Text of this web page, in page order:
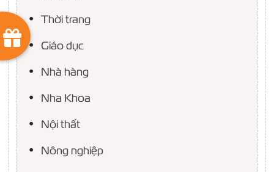
Thời trang
Giáo dục
Nhà hàng
Nha Khoa
Nội thất
Nông nghiệp